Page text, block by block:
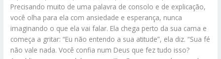
Precisando muito de uma palavra de consolo e de explicação,
você olha para ela com ansiedade e esperança, nunca
imaginando o que ela vai falar. Ela chega perto da sua cama e
começa a gritar: “Eu não entendo a sua atitude”, ela diz. “Sua fé
não vale nada. Você confia num Deus que fez tudo isso?